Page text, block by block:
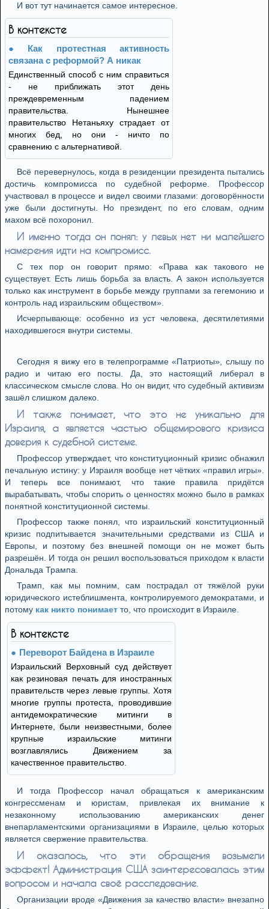
И вот тут начинается самое интересное.
В контексте
Как протестная активность
связана с реформой? А никак
Единственный способ с ним справиться
- не приближать этот день
преждевременным падением
правительства. Нынешнее
правительство Нетаньяху страдает от
многих бед, но они - ничто по
сравнению с альтернативой.
Всё перевернулось, когда в резиденции президента пытались
достичь компромисса по судебной реформе. Профессор
участвовал в процессе и видел своими глазами: договорённости
уже были достигнуты. Но президент, по его словам, одним
махом всё похоронил.
И именно тогда он понял: у левых нет ни малейшего
намерения идти на компромисс.
С тех пор он говорит прямо: «Права как такового не
существует. Есть лишь борьба за власть. А закон используется
только как инструмент в борьбе между группами за гегемонию и
контроль над израильским обществом».
Исчерпывающе: особенно из уст человека, десятилетиями
находившегося внутри системы.
Сегодня я вижу его в телепрограмме «Патриоты», слышу по
радио и читаю его посты. Да, это настоящий либерал в
классическом смысле слова. Но он видит, что судебный активизм
зашёл слишком далеко.
И также понимает, что это не уникально для
Израиля, а является частью общемирового кризиса
доверия к судебной системе.
Профессор утверждает, что конституционный кризис обнажил
печальную истину: у Израиля вообще нет чётких «правил игры».
И теперь все понимают, что такие правила придётся
вырабатывать, чтобы спорить о ценностях можно было в рамках
понятной конституционной системы.
Профессор также понял, что израильский конституционный
кризис подпитывается значительными средствами из США и
Европы, и поэтому без внешней помощи он не может быть
разрешён. И тогда он решил воспользоваться приходом к власти
Дональда Трампа.
Трамп, как мы помним, сам пострадал от тяжёлой руки
юридического истеблишмента, контролируемого демократами, и
потому как никто понимает то, что происходит в Израиле.
В контексте
Переворот Байдена в Израиле
Израильский Верховный суд действует
как резиновая печать для иностранных
правительств через левые группы. Хотя
многие группы протеста, проводившие
антидемократические митинги в
Интернете, были неизвестными, более
крупные израильские митинги
возглавлялись Движением за
качественное правительство.
И тогда Профессор начал обращаться к американским
конгрессменам и юристам, привлекая их внимание к
незаконному использованию американских денег
внепарламентскими организациями в Израиле, целью которых
является свержение правительства.
И оказалось, что эти обращения возымели
эффект! Администрация США заинтересовалась этим
вопросом и начала своё расследование.
Организации вроде «Движения за качество власти» внезапно